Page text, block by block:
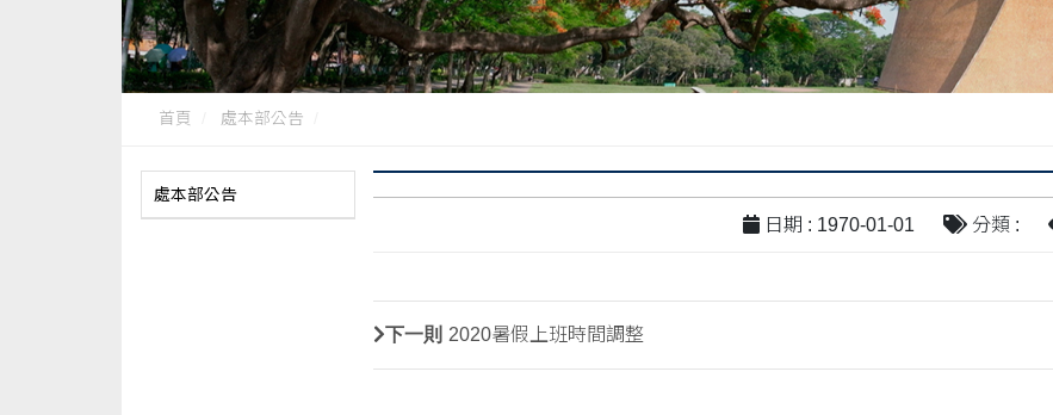
首頁 處本部公告
處本部公告
日期 : 1970-01-01 分類 :
下一則 2020暑假上班時間調整